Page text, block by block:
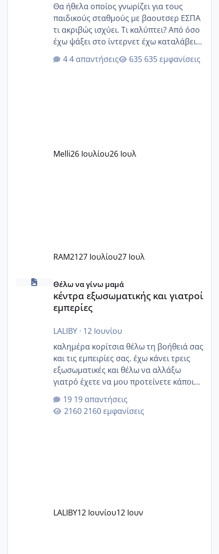
Θα ήθελα οποίος γνωρίζει για τους
παιδικούς σταθμούς με βαουτσερ ΕΣΠΑ
τι ακριβώς ισχύει. Τι καλύπτει? Από όσο
έχω ψάξει στο ίντερνετ έχω καταλάβει
ότι το βαουτσερ καλύπτει όλα τα
δίδακτρα και τα τροφεια του ιδιωτικού
Εγώ πήγα σε έναν ιδιωτικό παιδικό στ
4 απαντήσεις 635 εμφανίσεις
Melli26 Ιουλίου26 Ιουλ
RAM2127 Ιουλίου27 Ιουλ
κέντρα εξωσωματικής και γιατροί εμπερίες
Θέλω να γίνω μαμά
κέντρα εξωσωματικής και γιατροί
εμπερίες
LALIBY· 12 Ιουνίου
καλημέρα κορίτσια θέλω τη βοήθειά σας
και τις εμπειρίες σας. έχω κάνει τρεις
εξωσωματικές και θέλω να αλλάξω
γιατρό έχετε να μου προτείνετε κάποιον
που μείνατε ευχαριστημένες και είχατε
επιιτυχία? έκανα στο υγεία με τον
ζερβομανωλάκη (δεν το εψαξε καθόλου
19 απαντήσεις
2160 εμφανίσεις
LALIBY12 Ιουνίου12 Ιουν